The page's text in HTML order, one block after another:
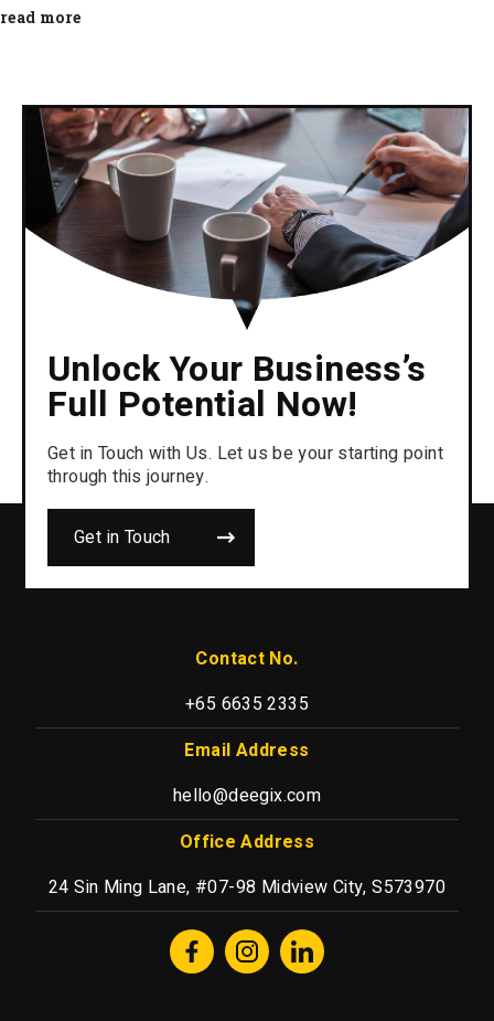
read more
Unlock Your Business’s
Full Potential Now!
Get in Touch with Us. Let us be your starting point
through this journey.
Get in Touch
Contact No.
+65 6635 2335
Email Address
hello@deegix.com
Office Address
24 Sin Ming Lane, #07-98 Midview City, S573970